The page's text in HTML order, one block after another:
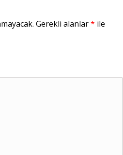
Gerekli alanlar* ile